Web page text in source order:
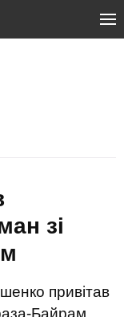
зі
привітав
Байрам.